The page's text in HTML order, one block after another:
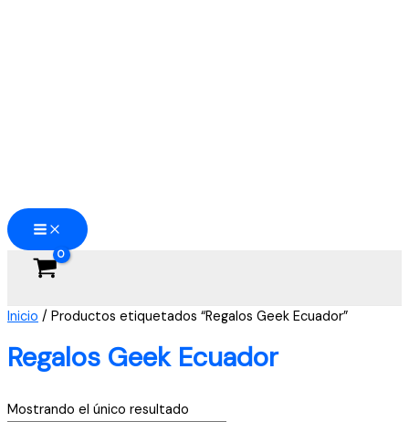
Inicio / Productos etiquetados “Regalos Geek Ecuador”
Regalos Geek Ecuador
Mostrando el único resultado